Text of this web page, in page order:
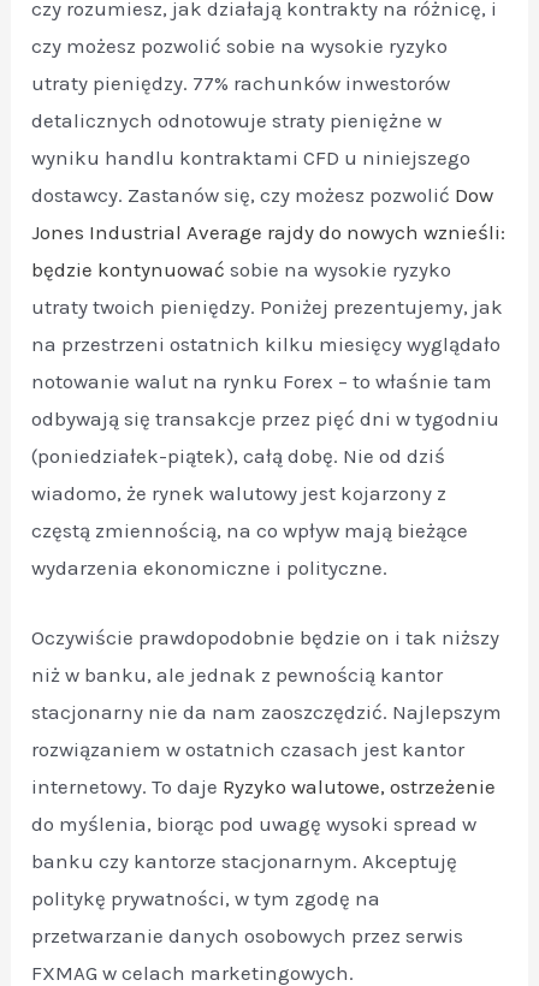
czy rozumiesz, jak działają kontrakty na różnicę, i
czy możesz pozwolić sobie na wysokie ryzyko
utraty pieniędzy. 77% rachunków inwestorów
detalicznych odnotowuje straty pieniężne w
wyniku handlu kontraktami CFD u niniejszego
dostawcy. Zastanów się, czy możesz pozwolić Dow
Jones Industrial Average rajdy do nowych wznieśli:
będzie kontynuować sobie na wysokie ryzyko
utraty twoich pieniędzy. Poniżej prezentujemy, jak
na przestrzeni ostatnich kilku miesięcy wyglądało
notowanie walut na rynku Forex – to właśnie tam
odbywają się transakcje przez pięć dni w tygodniu
(poniedziałek-piątek), całą dobę. Nie od dziś
wiadomo, że rynek walutowy jest kojarzony z
częstą zmiennością, na co wpływ mają bieżące
wydarzenia ekonomiczne i polityczne.
Oczywiście prawdopodobnie będzie on i tak niższy
niż w banku, ale jednak z pewnością kantor
stacjonarny nie da nam zaoszczędzić. Najlepszym
rozwiązaniem w ostatnich czasach jest kantor
internetowy. To daje Ryzyko walutowe, ostrzeżenie
do myślenia, biorąc pod uwagę wysoki spread w
banku czy kantorze stacjonarnym. Akceptuję
politykę prywatności, w tym zgodę na
przetwarzanie danych osobowych przez serwis
FXMAG w celach marketingowych.